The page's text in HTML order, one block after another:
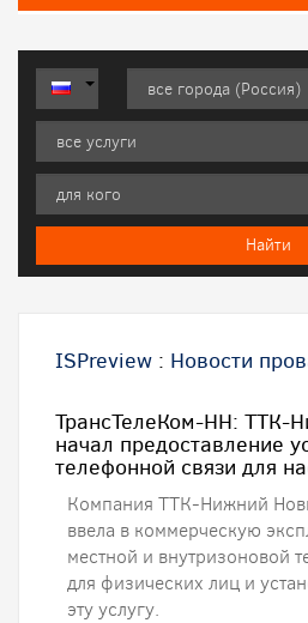
ISPreview : Новости
ТрансТелеКом-НН: ТТК-
начал предоставление
телефонной связи для
Компания ТТК-Нижний
ввела в коммерческую
местной и внутризоновой
для физических лиц и
эту услугу.